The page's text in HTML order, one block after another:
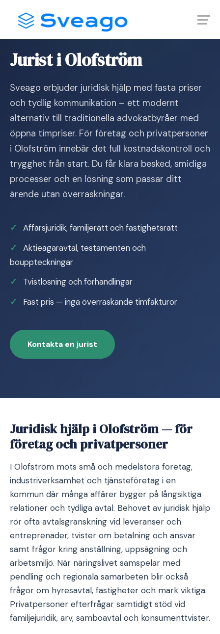
content
Jurist i Olofström
Sveago erbjuder juridisk hjälp med fasta priser
och tydlig kommunikation – ett modernt
alternativ till traditionella advokatbyråer med
öppna timpriser. För företag och privatpersoner
i Olofström innebär det full kostnadskontroll och
trygghet från start. Du får klara besked, smidiga
processer och en lösning som passar ditt
ärende utan överraskningar.
Affärsjuridik, familjerätt och fastighetsrätt
Aktieägaravtal, testamenten och
bouppteckningar
Tvistlösning och förhandlingar
Fast pris — inga överraskande timfakturor
Kontakta en jurist
Juridisk hjälp i Olofström — för
företag och privatpersoner
I Olofström möts små och medelstora företag,
industriverksamhet och tjänsteföretag i en
kommun där många affärer bygger på långsiktiga
relationer och tydliga avtal. Behovet av juridisk hjälp
rör ofta avtalsgranskning vid leveranser och
entreprenader, tvister om betalning och ansvar
samt frågor kring anställning, uppsägning och
arbetsmiljö. När näringslivet samspelar med
pendling och regionala samarbeten blir också
frågor om hyresavtal, fastigheter och mark viktiga.
Privatpersoner efterfrågar samtidigt stöd vid
familjejuridik, arv, samboavtal och konsumenttvister.